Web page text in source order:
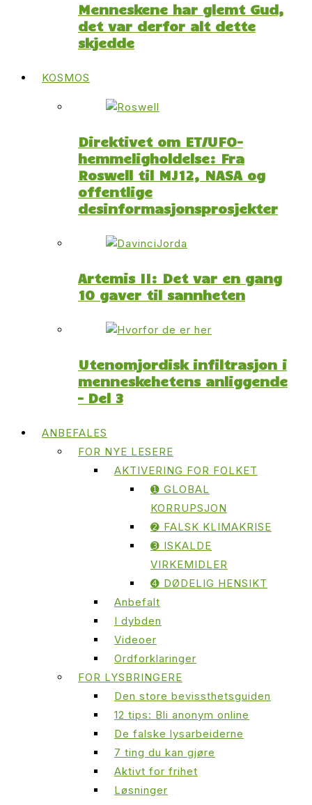
Menneskene har glemt Gud,
det var derfor alt dette
skjedde
KOSMOS
Direktivet om ET/UFO-
hemmeligholdelse: Fra
Roswell til MJ12, NASA og
offentlige
desinformasjonsprosjekter
Artemis II: Det var en gang
10 gaver til sannheten
Utenomjordisk infiltrasjon i
menneskehetens anliggende
– Del 3
ANBEFALES
FOR NYE LESERE
AKTIVERING FOR FOLKET
➊ GLOBAL
KORRUPSJON
➋ FALSK KLIMAKRISE
➌ ISKALDE
VIRKEMIDLER
➍ DØDELIG HENSIKT
Anbefalt
I dybden
Videoer
Ordforklaringer
FOR LYSBRINGERE
Den store bevissthetsguiden
12 tips: Bli anonym online
De falske lysarbeiderne
7 ting du kan gjøre
Aktivt for frihet
Løsninger